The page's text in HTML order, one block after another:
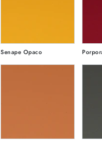
Senape Opaco